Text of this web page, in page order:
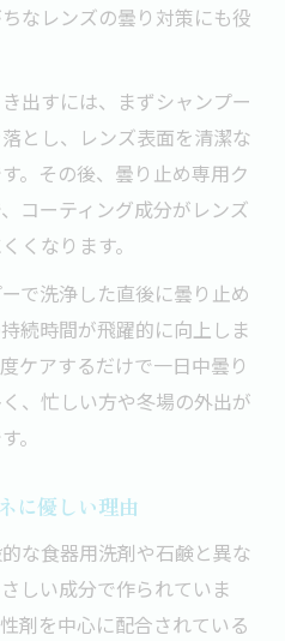
なレンズの曇り対策にも役
出すには、まずシャンプー
とし、レンズ表面を清潔な
。その後、曇り止め専用ク
コーティング成分がレンズ
くなります。
で洗浄した直後に曇り止め
続時間が飛躍的に向上しま
ケアするだけで一日中曇り
、忙しい方や冬場の外出が
。
に優しい理由
な食器用洗剤や石鹸と異な
しい成分で作られていま
剤を中心に配合されている